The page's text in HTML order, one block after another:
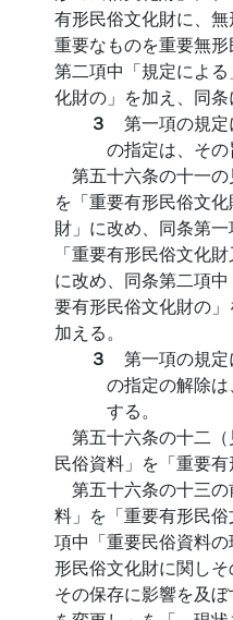
有形民俗文化財に、
重要なものを重要無
第二項中「規定によ
化財の」を加え、同条
３ 第一項の規
の指定は、その
第五十六条の十一の
を「重要有形民俗文
財」に改め、同条第
「重要有形民俗文化
に改め、同条第二項
要有形民俗文化財の
加える。
３ 第一項の規
の指定の解除
する。
第五十六条の十二
民俗資料」を「重要有
第五十六条の十三
料」を「重要有形民
項中「重要民俗資料
形民俗文化財に関し
その保存に影響を及